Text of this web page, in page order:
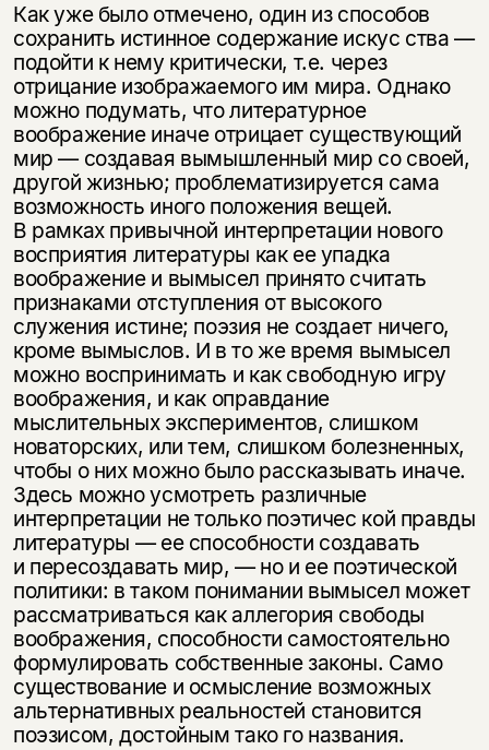
Как уже было отмечено, один из способов
сохранить истинное содержание искус ства —
подойти к нему критически, т.е. через
отрицание изображаемого им мира. Однако
можно подумать, что литературное
воображение иначе отрицает существующий
мир — создавая вымышленный мир со своей,
другой жизнью; проблематизируется сама
возможность иного положения вещей.
В рамках привычной интерпретации нового
восприятия литературы как ее упадка
воображение и вымысел принято считать
признаками отступления от высокого
служения истине; поэзия не создает ничего,
кроме вымыслов. И в то же время вымысел
можно воспринимать и как свободную игру
воображения, и как оправдание
мыслительных экспериментов, слишком
новаторских, или тем, слишком болезненных,
чтобы о них можно было рассказывать иначе.
Здесь можно усмотреть различные
интерпретации не только поэтичес кой правды
литературы — ее способности создавать
и пересоздавать мир, — но и ее поэтической
политики: в таком понимании вымысел может
рассматриваться как аллегория свободы
воображения, способности самостоятельно
формулировать собственные законы. Само
существование и осмысление возможных
альтернативных реальностей становится
поэзисом, достойным тако го названия.